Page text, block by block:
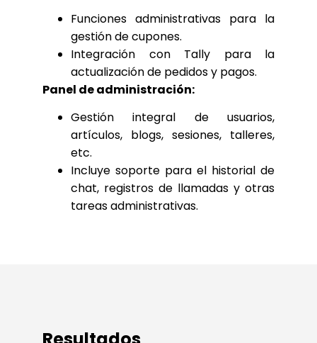
Funciones administrativas para la
gestión de cupones.
Integración con Tally para la
actualización de pedidos y pagos.
Panel de administración:
Gestión integral de usuarios,
artículos, blogs, sesiones, talleres,
etc.
Incluye soporte para el historial de
chat, registros de llamadas y otras
tareas administrativas.